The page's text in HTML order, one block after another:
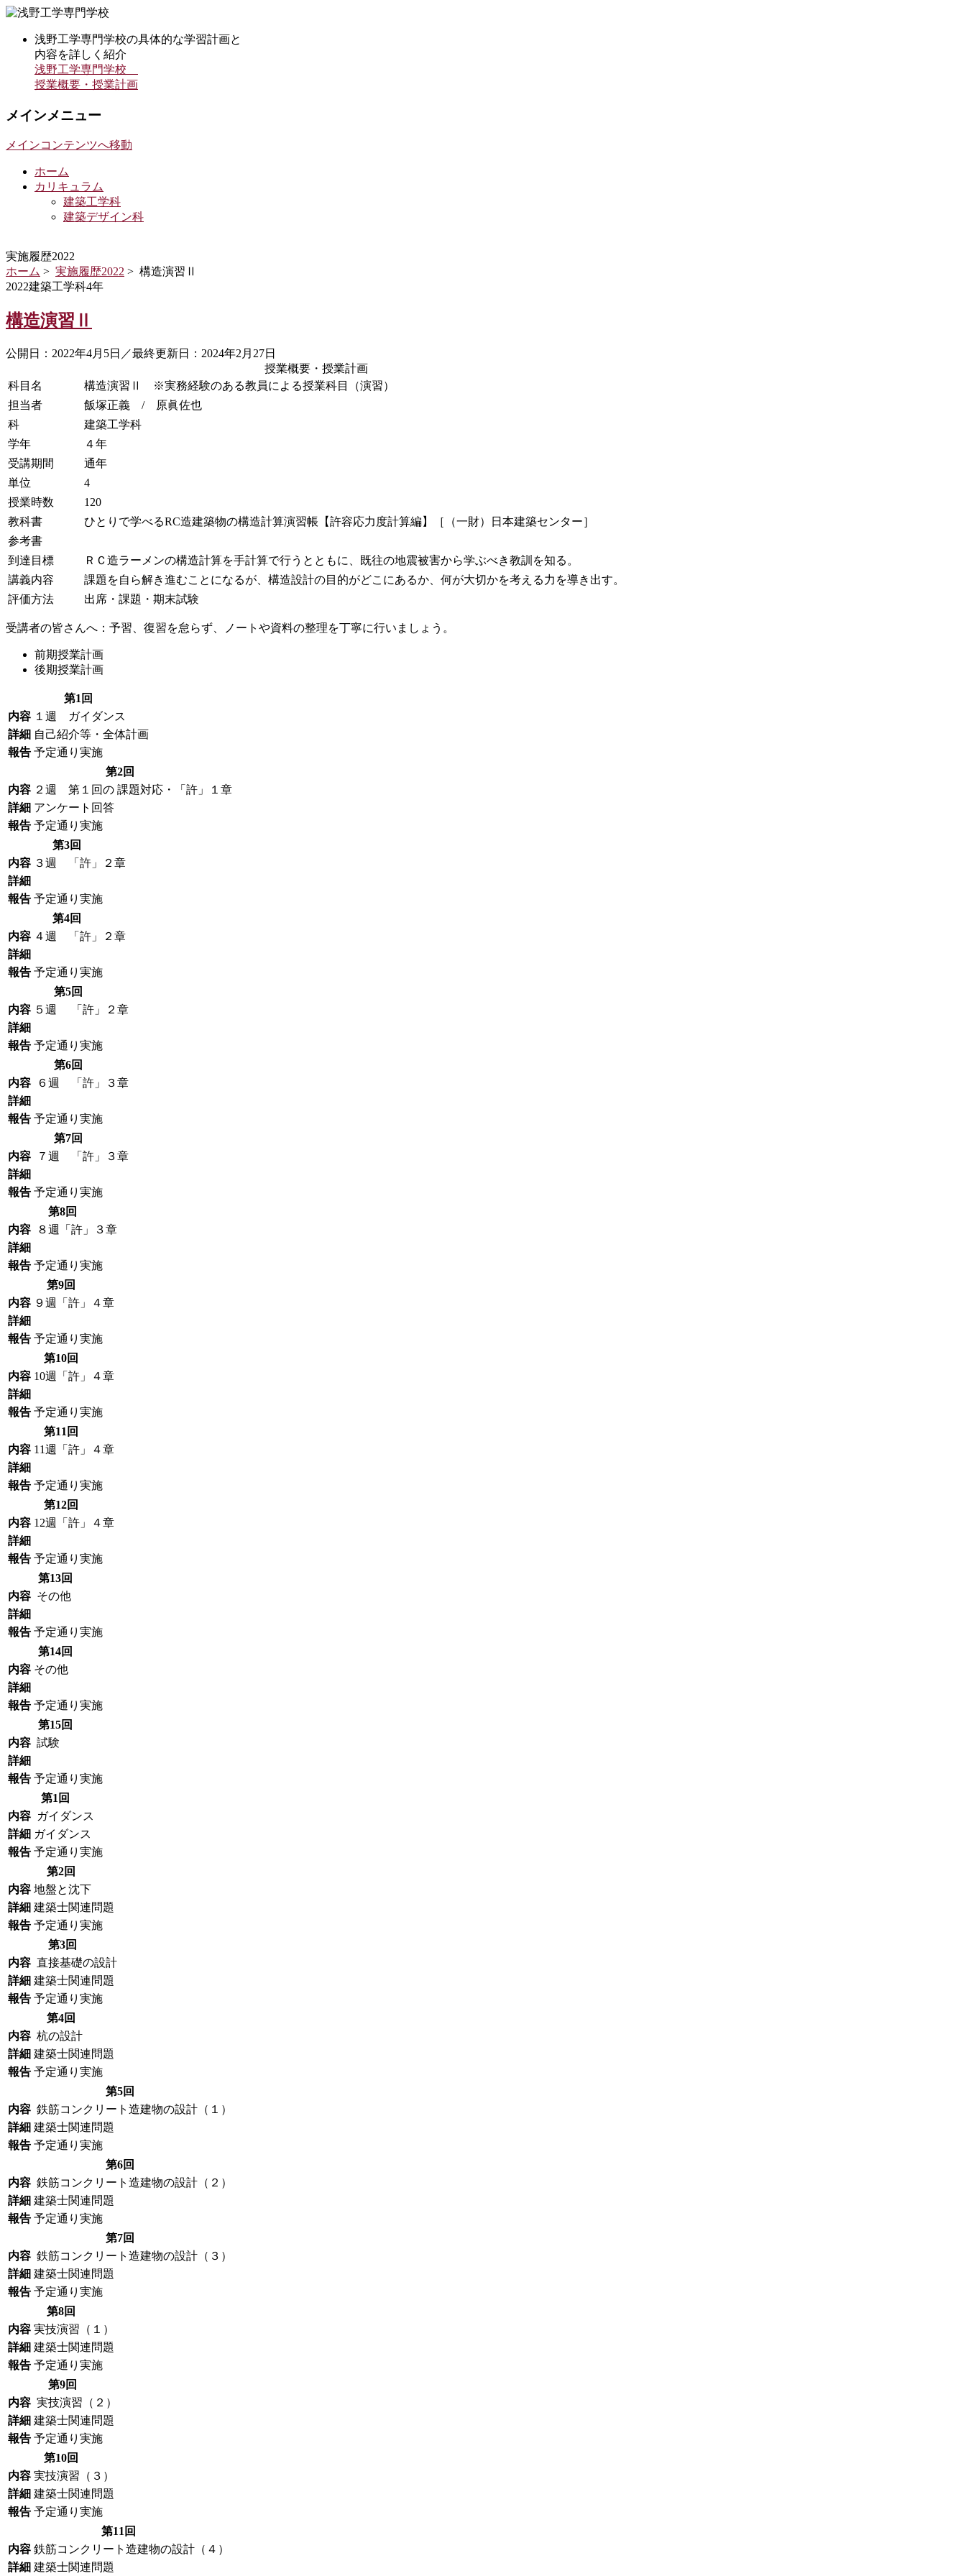
浅野工学専門学校の具体的な学習計画と
内容を詳しく紹介
浅野工学専門学校
授業概要・授業計画
メインメニュー
メインコンテンツへ移動
ホーム
カリキュラム
建築工学科
建築デザイン科
実施履歴2022
ホーム > 実施履歴2022 > 構造演習Ⅱ
2022建築工学科4年
構造演習Ⅱ
公開日：2022年4月5日／最終更新日：2024年2月27日
授業概要・授業計画
科目名
構造演習Ⅱ ※実務経験のある教員による授業科目（演習）
担当者
飯塚正義 / 原眞佐也
科
建築工学科
学年
４年
受講期間
通年
単位
4
授業時数
120
教科書
ひとりで学べるRC造建築物の構造計算演習帳【許容応力度計算編】［（一財）日本建築センター］
参考書
到達目標
ＲＣ造ラーメンの構造計算を手計算で行うとともに、既往の地震被害から学ぶべき教訓を知る。
講義内容
課題を自ら解き進むことになるが、構造設計の目的がどこにあるか、何が大切かを考える力を導き出す。
評価方法
出席・課題・期末試験
受講者の皆さんへ：予習、復習を怠らず、ノートや資料の整理を丁寧に行いましょう。
前期授業計画
後期授業計画
第1回
内容 １週
ガイダンス
詳細 自己紹介等・全体計画
報告 予定通り実施
第2回
内容 ２週 第１回の 課題対応 ・「許」１章
詳細 アンケート回答
報告 予定通り実施
第3回
内容 ３週 「許」２章
詳細
報告 予定通り実施
第4回
内容 ４週 「許」２章
詳細
報告 予定通り実施
第5回
内容 ５週 「許」２章
詳細
報告 予定通り実施
第6回
内容
６週 「許」３章
詳細
報告 予定通り実施
第7回
内容
７週 「許」３章
詳細
報告 予定通り実施
第8回
内容
８週「許」３章
詳細
報告 予定通り実施
第9回
内容 ９週「許」４章
詳細
報告 予定通り実施
第10回
内容 10週「許」４章
詳細
報告 予定通り実施
第11回
内容 11週「許」４章
詳細
報告 予定通り実施
第12回
内容 12週「許」４章
詳細
報告 予定通り実施
第13回
内容 その他
詳細
報告 予定通り実施
第14回
内容 その他
詳細
報告 予定通り実施
第15回
内容 試験
詳細
報告 予定通り実施
第1回
内容 ガイダンス
詳細 ガイダンス
報告 予定通り実施
第2回
内容 地盤と沈下
詳細 建築士関連問題
報告 予定通り実施
第3回
内容 直接基礎の設計
詳細 建築士関連問題
報告 予定通り実施
第4回
内容 杭の設計
詳細 建築士関連問題
報告 予定通り実施
第5回
内容 鉄筋コンクリート造建物の設計（１）
詳細 建築士関連問題
報告 予定通り実施
第6回
内容 鉄筋コンクリート造建物の設計（２）
詳細 建築士関連問題
報告 予定通り実施
第7回
内容 鉄筋コンクリート造建物の設計（３）
詳細 建築士関連問題
報告 予定通り実施
第8回
内容 実技演習（１）
詳細 建築士関連問題
報告 予定通り実施
第9回
内容 実技演習（２）
詳細 建築士関連問題
報告 予定通り実施
第10回
内容 実技演習（３）
詳細 建築士関連問題
報告 予定通り実施
第11回
内容 鉄筋コンクリート造建物の設計（４）
詳細 建築士関連問題